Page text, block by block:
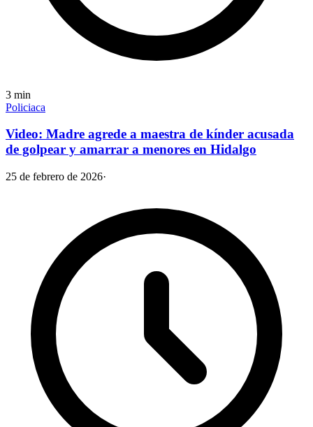
3 min
Policiaca
Video: Madre agrede a maestra de kínder acusada
de golpear y amarrar a menores en Hidalgo
25 de febrero de 2026·